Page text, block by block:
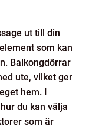
ut till din
som kan
Balkongdörrar
ute, vilket ger
hem. I
du kan välja
som är